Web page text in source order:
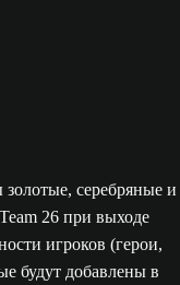
серебряные и
26 при выходе
игроков (герои,
будут добавлены в